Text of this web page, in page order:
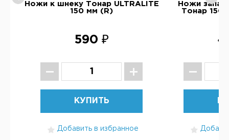
Ножи к шнеку Тонар ULTRALITE
150 мм (R)
590 ₽
КУПИТЬ
Добавить в избранное
Ножи
Тонар 150